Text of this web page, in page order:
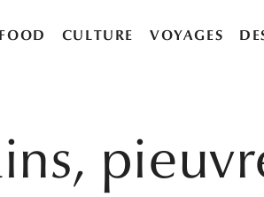
FOOD CULTURE VOYAGES